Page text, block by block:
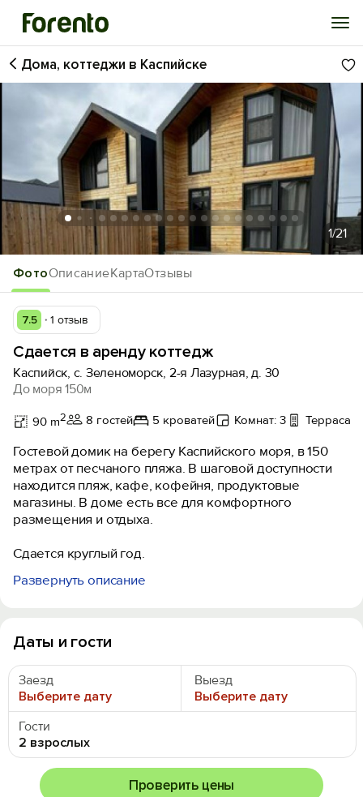
Войти
Избранное
История просмотра
Добавить свой объект
ФотоОписаниеКартаОтзывы
Дома, коттеджи в Каспийске
1/21
7.5 1 отзыв
Сдается в аренду коттедж
Каспийск, с. Зеленоморск, 2-я Лазурная, д. 30
До моря 150м
90 m2 8 гостей 5 кроватей Комнат: 3 Терраса,
Гостевой домик на берегу Каспийского моря, в 150
метрах от песчаного пляжа. В шаговой доступности
находится пляж, кафе, кофейня, продуктовые
магазины. В доме есть все для комфортного
размещения и отдыха.
Сдается круглый год.
К Вашим услугам: 2 спальни, 2 раскладных дивана,
приборы, электрочайник, микроволновая печь,
холодильник.
Тропический душ, полотенца, горячая вода, фен
Wi-Fi интернет.
Мангал.
Развернуть описание
Даты и гости
Заезд
Выберите дату
Выезд
Выберите дату
Гости
2 взрослых
Проверить цены